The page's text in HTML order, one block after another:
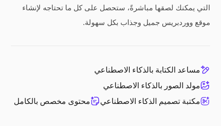
التي يمكنك لصقها مباشرةً، ستحصل على كل ما تحتاجه لإنشاء
موقع ووردبريس جميل وجذاب بكل سهولة.
مساعد الكتابة بالذكاء الاصطناعي
مولد الصور بالذكاء الاصطناعي
مكتبة تصميم الذكاء الاصطناعي
محتوى مخصص بالكامل